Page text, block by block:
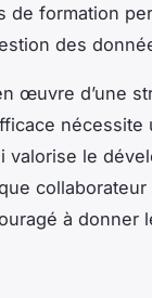
de formation
des
œuvre d’une
nécessite
valorise le
à donner